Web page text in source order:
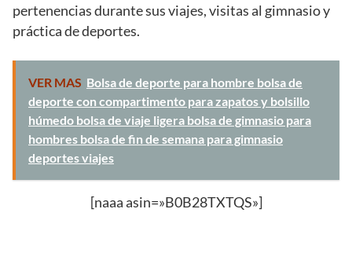
pertenencias durante sus viajes, visitas al gimnasio y
práctica de deportes.
VER MAS Bolsa de deporte para hombre bolsa de
deporte con compartimento para zapatos y bolsillo
húmedo bolsa de viaje ligera bolsa de gimnasio para
hombres bolsa de fin de semana para gimnasio
deportes viajes
[naaa asin=»B0B28TXTQS»]